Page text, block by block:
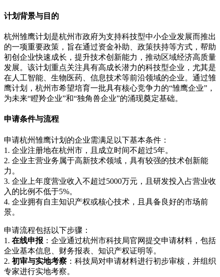
计划背景与目的
杭州雏鹰计划是杭州市政府为支持科技型中小企业发展而推出
的一项重要政策，旨在通过资金补助、政策扶持等方式，帮助
初创企业快速成长，提升技术创新能力，推动区域经济高质量
发展。该计划重点关注具有高成长潜力的科技型企业，尤其是
在人工智能、生物医药、信息技术等前沿领域的企业。通过雏
鹰计划，杭州市希望培育一批具有核心竞争力的“雏鹰企业”，
为未来“瞪羚企业”和“独角兽企业”的涌现奠定基础。
申请条件与流程
申请杭州雏鹰计划的企业需满足以下基本条件：
1. 企业注册地在杭州市，且成立时间不超过5年。
2. 企业主营业务属于高新技术领域，具有较强的技术创新能
力。
3. 企业上年度营业收入不超过5000万元，且研发投入占营业收
入的比例不低于5%。
4. 企业拥有自主知识产权或核心技术，且具备良好的市场前
景。
申请流程包括以下步骤：
1. 在线申报 ：企业通过杭州市科技局官网提交申请材料，包括
企业基本信息、财务报表、知识产权证明等。
2. 初审与实地考察 ：科技局对申请材料进行初步审核，并组织
专家进行实地考察。